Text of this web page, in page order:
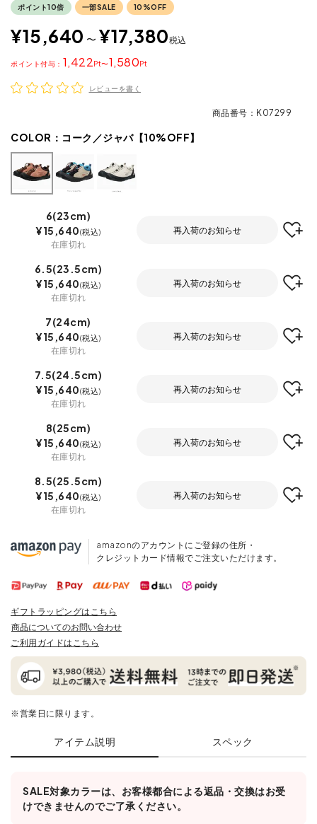
ポイント10倍 一部SALE 10%OFF
¥15,640 〜 ¥17,380税込
1,422 〜1,580
ポイント
レビューを書く
商品番号 K07299
COLOR： コーク／ジャバ【10%OFF】
6(23cm)
¥15,640 税込
在庫切れ
再入荷のお知らせ
6.5(23.5cm)
¥15,640 税込
在庫切れ
再入荷のお知らせ
7(24cm)
¥15,640 税込
在庫切れ
再入荷のお知らせ
7.5(24.5cm)
¥15,640 税込
在庫切れ
再入荷のお知らせ
8(25cm)
¥15,640 税込
在庫切れ
再入荷のお知らせ
8.5(25.5cm)
¥15,640 税込
在庫切れ
再入荷のお知らせ
amazonのアカウントにご登録の住所・
クレジットカード情報でご注文いただけます。
ギフトラッピングはこちら
商品についてのお問い合わせ
ご利用ガイドはこちら
※営業日に限ります。
アイテム説明 スペック
SALE対象カラーは、お客様都合による返品・交換はお受
けできませんのでご了承ください。